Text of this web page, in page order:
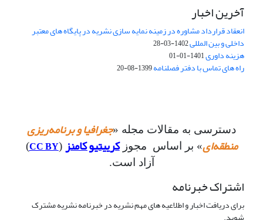
آخرین اخبار
انعقاد قرارداد مشاوره در زمینه نمایه سازی نشریه در پایگاه های معتبر
داخلی و بین المللی1402-03-28
هزینه داوری1401-01-01
راه های تماس با دفتر فصلنامه1399-08-20
دسترسی به مقالات مجله «جغرافیا و برنامه‌ریزی
منطقه‌ای» بر اساس مجوزکرییتیو کامنز (
CC BY
)
آزاد است.
اشتراک خبرنامه
برای دریافت اخبار و اطلاعیه های مهم نشریه در خبرنامه نشریه مشترک